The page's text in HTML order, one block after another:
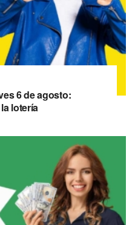
6 de agosto:
lotería